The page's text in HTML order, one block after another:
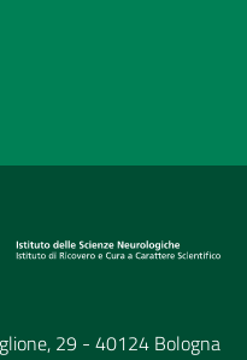
29 - 40124 Bologna